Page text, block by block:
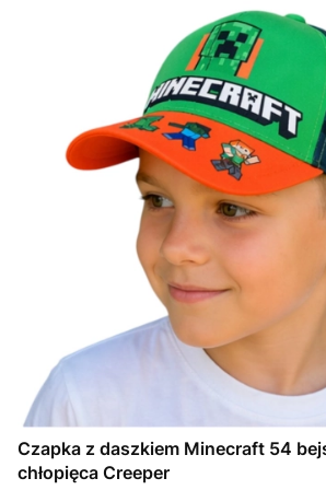
Czapka z daszkiem Minecraft 54
chłopięca Creeper